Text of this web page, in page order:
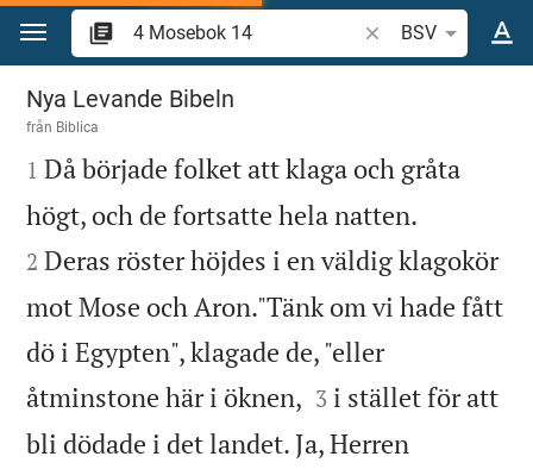
Hoppa till innehåll
Sök bibelvers eller
BSV
4 Mosebok 14
Nya Levande Bibeln
från Biblica

1 Då började folket att klaga och gråta
högt, och de fortsatte hela natten.
2 Deras röster höjdes i en väldig klagokör
mot Mose och Aron."Tänk om vi hade fått
dö i Egypten", klagade de, "eller
åtminstone här i öknen, 

3 i stället för att
bli dödade i det landet. Ja, Herren